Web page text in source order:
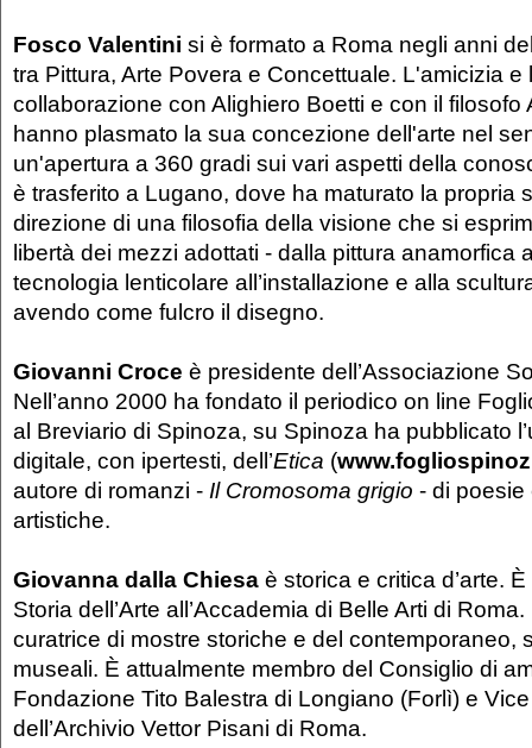
Fosco Valentini si è formato a Roma negli anni
tra Pittura, Arte Povera e Concettuale. L'amicizia e
collaborazione con Alighiero Boetti e con il filosofo
hanno plasmato la sua concezione dell'arte nel
un'apertura a 360 gradi sui vari aspetti della
è trasferito a Lugano, dove ha maturato la propria
direzione di una filosofia della visione che si
libertà dei mezzi adottati - dalla pittura anamorfica
tecnologia lenticolare all’installazione e alla
avendo come fulcro il disegno.
Giovanni Croce è presidente dell’Associazione
Nell’anno 2000 ha fondato il periodico on line
al Breviario di Spinoza, su Spinoza ha pubblicato
digitale, con ipertesti, dell’Etica (
autore di romanzi - Il Cromosoma grigio - di poesie
artistiche.
Giovanna dalla Chiesa è storica e critica d’arte.
Storia dell’Arte all’Accademia di Belle Arti di
curatrice di mostre storiche e del contemporaneo,
museali. È attualmente membro del Consiglio di
Fondazione Tito Balestra di Longiano (Forlì) e
dell’Archivio Vettor Pisani di Roma.